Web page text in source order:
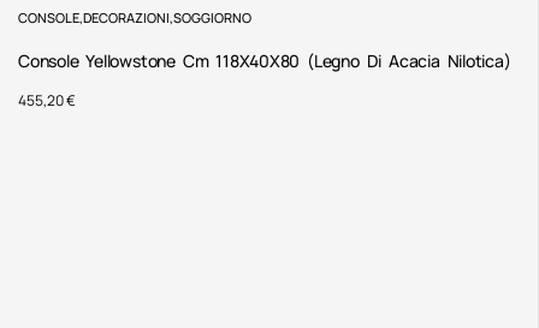
CONSOLE,DECORAZIONI,SOGGIORNO
Console Yellowstone Cm 118X40X80 (Legno Di Acacia Nilotica)
455,20€